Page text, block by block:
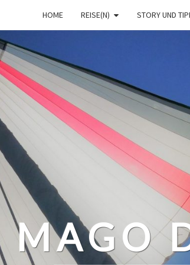
HOME REISE(N) STORY UND
MAGO